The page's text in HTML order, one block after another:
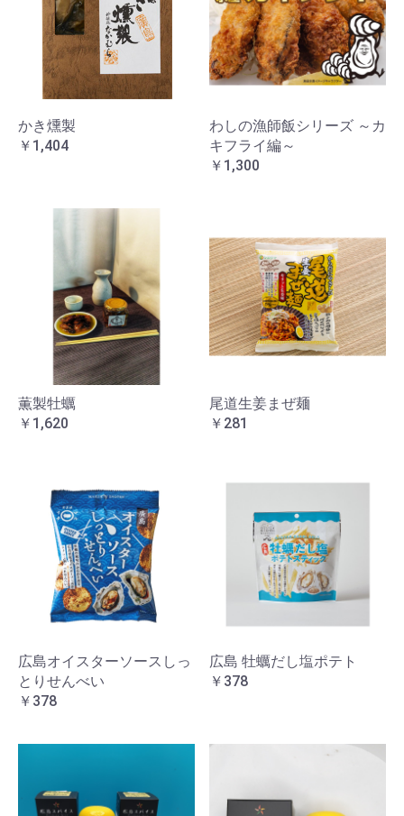
かき燻製
￥1,404
わしの漁師飯シリーズ ～カ
キフライ編～
￥1,300
薫製牡蠣
￥1,620
尾道生姜まぜ麺
￥281
広島オイスターソースしっ
とりせんべい
￥378
広島 牡蠣だし塩ポテト
￥378